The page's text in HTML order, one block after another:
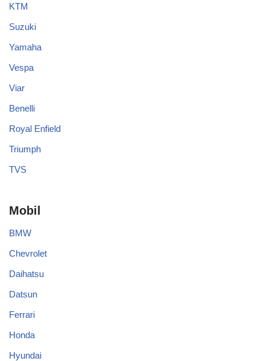
KTM
Suzuki
Yamaha
Vespa
Viar
Benelli
Royal Enfield
Triumph
TVS
Mobil
BMW
Chevrolet
Daihatsu
Datsun
Ferrari
Honda
Hyundai